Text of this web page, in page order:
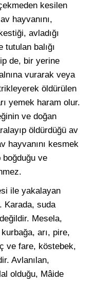
kesilen
hayvanını,
avladığı
tutulan balığı
de, bir yerine
vurarak veya
öldürülen
yemek haram olur.
ve doğan
öldürdüğü av
hayvanını kesmek
boğduğu ve
ile yakalayan
Karada, suda
Mesela,
arı, pire,
ve fare, köstebek,
Avlanılan,
olduğu, Mâide